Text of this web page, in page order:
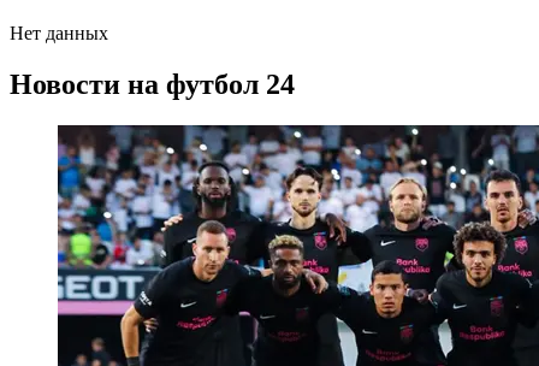
Нет данных
Новости на футбол 24